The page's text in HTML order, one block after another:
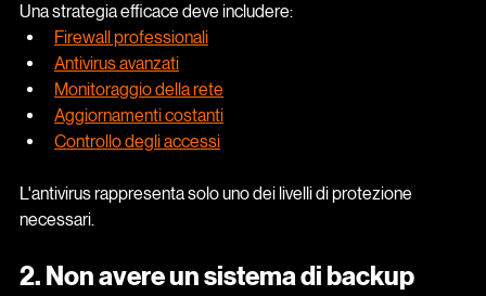
Una strategia efficace deve includere:
Firewall professionali
Antivirus avanzati
Monitoraggio della rete
Aggiornamenti costanti
Controllo degli accessi
L'antivirus rappresenta solo uno dei livelli di protezione
necessari.
2. Non avere un sistema di backup